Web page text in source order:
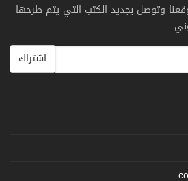
وتوصل بجديد الكتب التي يتم طرحها
اشتراك